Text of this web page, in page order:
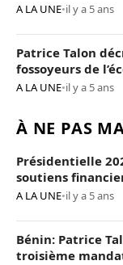
A LA UNE•il y a 5 ans
Patrice Talon
fossoyeurs de
A LA UNE•il y a 5 ans
À NE PAS
Présidentielle
soutiens
A LA UNE•il y a 5 ans
Bénin: Patrice
troisième